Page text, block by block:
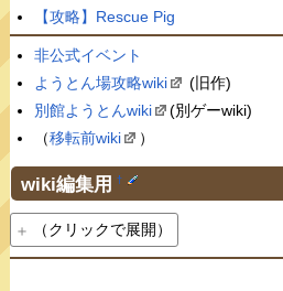
【攻略】Rescue Pig
非公式イベント
ようとん場攻略wiki
(旧作)
別館ようとんwiki
(別ゲーwiki)
（移転前wiki ）
wiki編集用 †
（クリックで展開）